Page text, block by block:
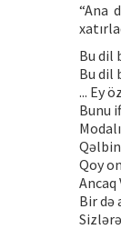
“Ana
Bu dil
Bu dil
... Ey
Bunu
Qoy
Ancaq
Bir də